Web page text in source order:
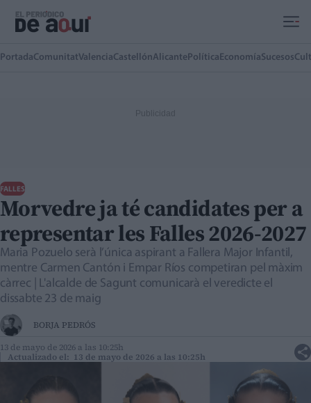
PortadaComunitatValenciaCastellónAlicante Política EconomíaSucesos
FALLES
Morvedre ja té candidates per a
representar les Falles 2026-2027
Maria Pozuelo serà l’única aspirant a Fallera Major Infantil,
mentre Carmen Cantón i Empar Ríos competiran pel màxim
càrrec | L'alcalde de Sagunt comunicarà el veredicte el
dissabte 23 de maig
BORJA PEDRÓS
13 de mayo de 2026 a las 10:25h
Actualizado el: 13 de mayo de 2026 a las 10:25h